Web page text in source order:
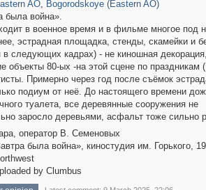
AO, Bogorodskoye (Eastern AO)
была война».
в военное время и в фильме многое под
эстрадная площадка, стенды, скамейки и
в следующих кадрах) - не киношная
объекты 80-ых -на этой сцене по праздникам
Примерно через год после съёмок
подиум от неё. До настоящего времени
туалета, все деревянные сооружения не
заросло деревьями, асфальт тоже сильно
оператор В. Семеновых
была война», киностудия им. Горького,
by Clumbus